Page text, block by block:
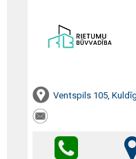
Ventspils 105,